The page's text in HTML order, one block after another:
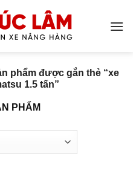
phẩm được gắn thẻ “xe
1.5 tấn”
PHẨM